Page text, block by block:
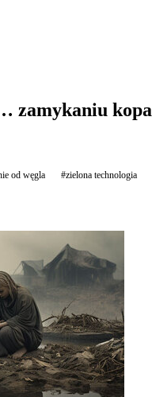
zamykaniu
od węgla #zielona technologia